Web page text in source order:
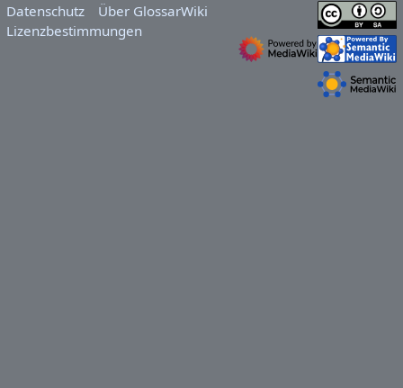
Datenschutz
Über GlossarWiki
Lizenzbestimmungen